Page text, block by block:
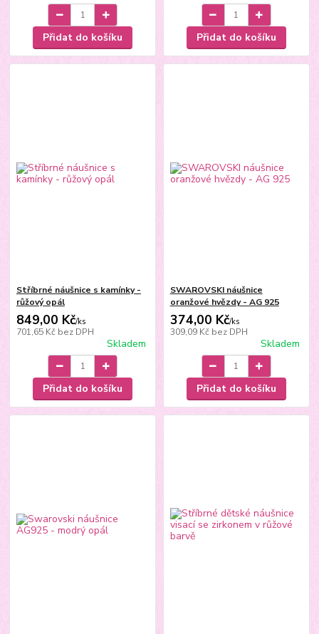
Přidat do košíku Přidat do košíku
Stříbrné náušnice s kamínky -
růžový opál
849,00 Kč/ks
701,65 Kč bez DPH
Skladem
Přidat do košíku
SWAROVSKI náušnice
oranžové hvězdy - AG 925
374,00 Kč/ks
309,09 Kč bez DPH
Skladem
Přidat do košíku